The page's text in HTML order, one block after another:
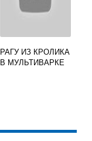
РАГУ ИЗ КРОЛИКА
В МУЛЬТИВАРКЕ